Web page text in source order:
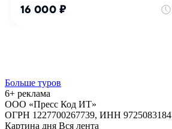
Больше туров
6+ реклама
ООО «Пресс Код ИТ»
ОГРН 1227700267739, ИНН 9725083184
Картина дня Вся лента